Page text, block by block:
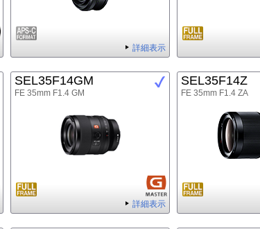
詳細表示
SEL35F14GM
FE 35mm F1.4 GM
詳細表示
SEL35F14Z
FE 35mm F1.4 ZA